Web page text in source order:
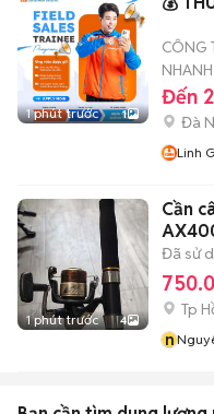
1 phút trước 1
CÔNG
NHANH
Đến
Đà
Linh
1 phút trước 4
Cần
Đã sử
Tp
n